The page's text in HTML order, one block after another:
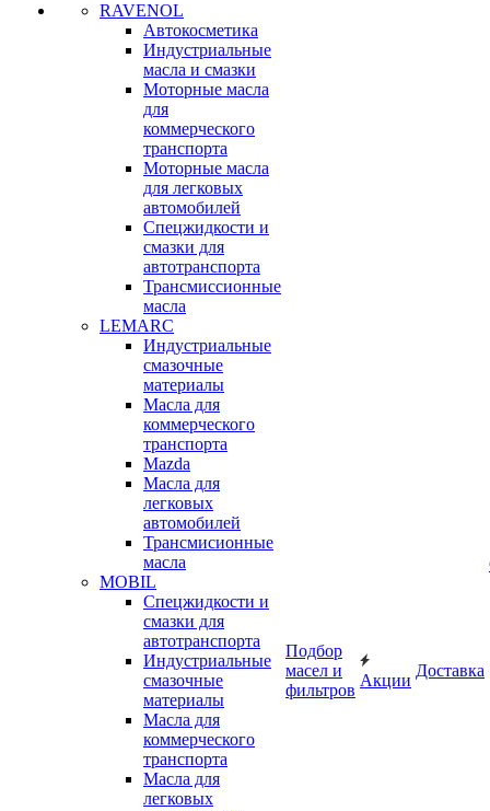
RAVENOL
Автокосметика
Индустриальные
масла и смазки
Моторные масла
для
коммерческого
транспорта
Моторные масла
для легковых
автомобилей
Спецжидкости и
смазки для
автотранспорта
Трансмиссионные
масла
LEMARC
Индустриальные
смазочные
материалы
Масла для
коммерческого
транспорта
Mazda
Масла для
легковых
автомобилей
Трансмисионные
масла
MOBIL
Cпецжидкости и
смазки для
автотранспорта
Индустриальные
смазочные
материалы
Масла для
коммерческого
транспорта
Масла для
легковых
Подбор
масел и
фильтров
Акции
Доставка